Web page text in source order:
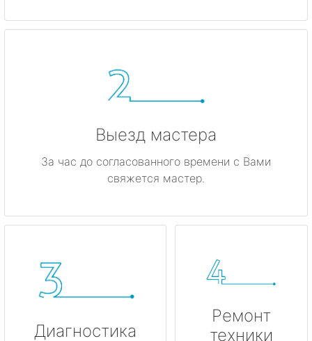
Выезд мастера
За час до согласованного времени с Вами
свяжется мастер.
Диагностика
Ремонт
техники